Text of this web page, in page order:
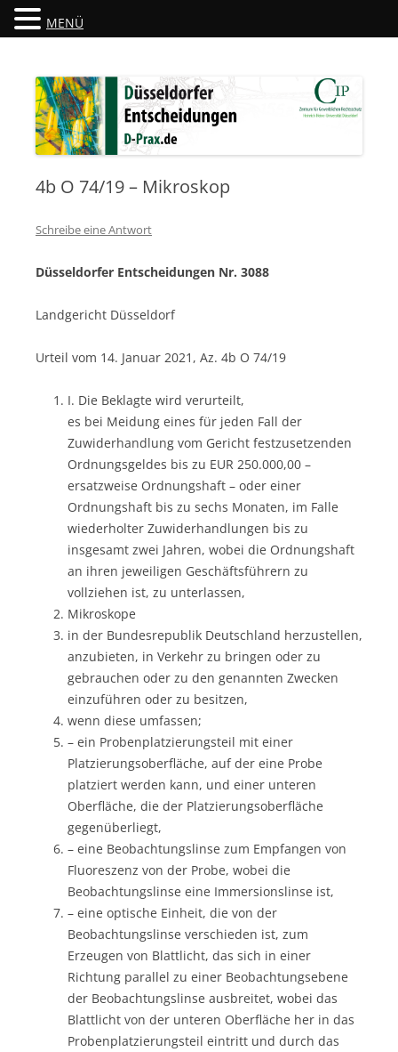
Düsseldorfer Entscheidungen
4b O 74/19 – Mikroskop
Schreibe eine Antwort
Düsseldorfer Entscheidungen Nr. 3088
Landgericht Düsseldorf
Urteil vom 14. Januar 2021, Az. 4b O 74/19
I. Die Beklagte wird verurteilt,
es bei Meidung eines für jeden Fall der
Zuwiderhandlung vom Gericht festzusetzenden
Ordnungsgeldes bis zu EUR 250.000,00 –
ersatzweise Ordnungshaft – oder einer
Ordnungshaft bis zu sechs Monaten, im Falle
wiederholter Zuwiderhandlungen bis zu
insgesamt zwei Jahren, wobei die Ordnungshaft
an ihren jeweiligen Geschäftsführern zu
vollziehen ist, zu unterlassen,
Mikroskope
in der Bundesrepublik Deutschland herzustellen,
anzubieten, in Verkehr zu bringen oder zu
gebrauchen oder zu den genannten Zwecken
einzuführen oder zu besitzen,
wenn diese umfassen;
– ein Probenplatzierungsteil mit einer
Platzierungsoberfläche, auf der eine Probe
platziert werden kann, und einer unteren
Oberfläche, die der Platzierungsoberfläche
gegenüberliegt,
– eine Beobachtungslinse zum Empfangen von
Fluoreszenz von der Probe, wobei die
Beobachtungslinse eine Immersionslinse ist,
– eine optische Einheit, die von der
Beobachtungslinse verschieden ist, zum
Erzeugen von Blattlicht, das sich in einer
Richtung parallel zu einer Beobachtungsebene
der Beobachtungslinse ausbreitet, wobei das
Blattlicht von der unteren Oberfläche her in das
Probenplatzierungsteil eintritt und durch das
MENÜ